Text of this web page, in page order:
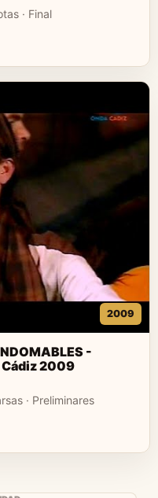
· Final
2009
-
Cádiz 2009
· Preliminares